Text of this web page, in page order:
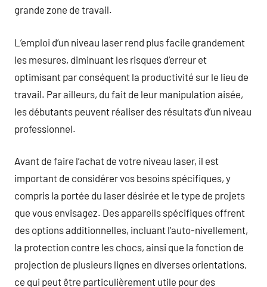
grande zone de travail.
L’emploi d’un niveau laser rend plus facile grandement
les mesures, diminuant les risques d’erreur et
optimisant par conséquent la productivité sur le lieu de
travail. Par ailleurs, du fait de leur manipulation aisée,
les débutants peuvent réaliser des résultats d’un niveau
professionnel.
Avant de faire l’achat de votre niveau laser, il est
important de considérer vos besoins spécifiques, y
compris la portée du laser désirée et le type de projets
que vous envisagez. Des appareils spécifiques offrent
des options additionnelles, incluant l’auto-nivellement,
la protection contre les chocs, ainsi que la fonction de
projection de plusieurs lignes en diverses orientations,
ce qui peut être particulièrement utile pour des